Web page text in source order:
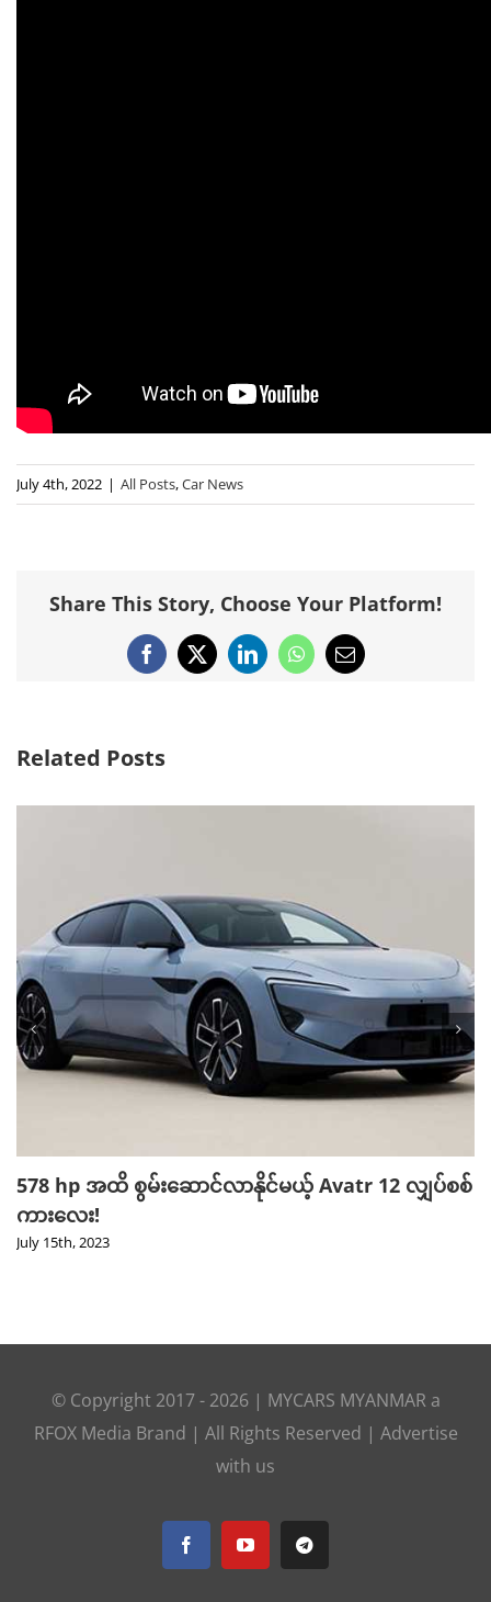
July 4th, 2022 | All Posts,Car News
Share This Story, Choose Your Platform!
Facebook
X LinkedInWhatsApp
Email
Related Posts
578 hp အထိ စွမ်းဆောင်လာနိုင်မယ့် Avatr 12 လျှပ်စစ်
ကားလေး!
July 15th, 2023
© Copyright 2017 - 2026 | MYCARS MYANMARa
RFOX Media Brand | All Rights Reserved | Advertise
with us
FacebookYouTubeTelegram